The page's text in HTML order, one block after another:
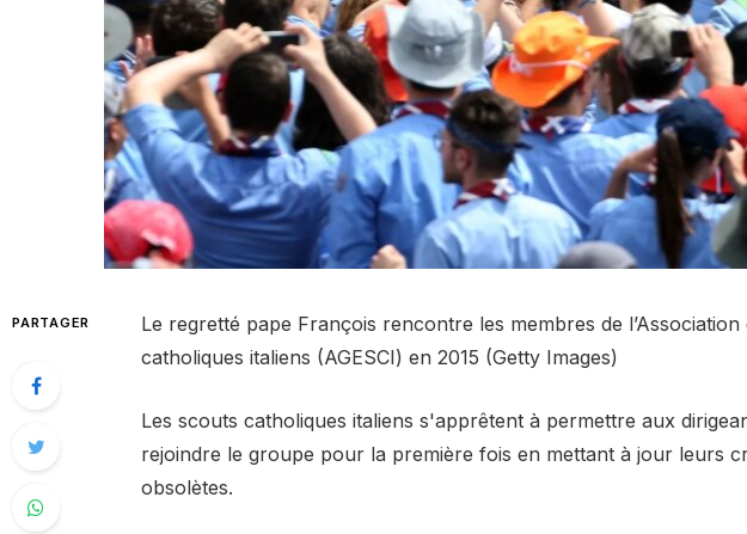
PARTAGER
Le regretté pape François rencontre les membres de l’Association
catholiques italiens (AGESCI) en 2015 (Getty Images)
Les scouts catholiques italiens s'apprêtent à permettre aux
rejoindre le groupe pour la première fois en mettant à jour leurs
obsolètes.